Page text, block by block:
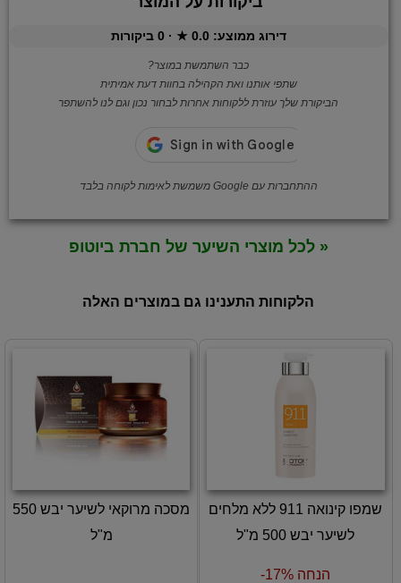
דירוג ממוצע:0.0
★ ·
0 ביקורות
כבר השתמשת במוצר?
שתפי אותנו ואת הקהילה בחוות דעת אמיתית
הביקורת שלך עוזרת ללקוחות אחרות לבחור נכון וגם לנו להשתפר
ההתחברות עם Google משמשת לאימות לקוחה בלבד
« לכל מוצרי השיער של חברת ביוטופ
הלקוחות התענינו גם במוצרים האלה
שמפו קינואה 911 ללא מלחים
לשיער יבש 500 מ"ל
הנחה 17%-
מסכה מרוקאי לשיער יבש 550
מ"ל